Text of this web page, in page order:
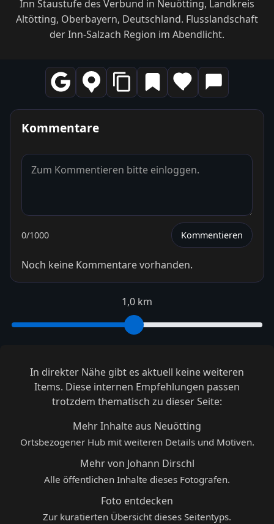
Inn Staustufe des Verbund in Neuötting, Landkreis
Altötting, Oberbayern, Deutschland. Flusslandschaft
der Inn-Salzach Region im Abendlicht.
Kommentare
0/1000 Kommentieren
Noch keine Kommentare vorhanden.
1,0 km
In direkter Nähe gibt es aktuell keine weiteren
Items. Diese internen Empfehlungen passen
trotzdem thematisch zu dieser Seite:
Mehr Inhalte aus Neuötting
Ortsbezogener Hub mit weiteren Details und Motiven.
Mehr von Johann Dirschl
Alle öffentlichen Inhalte dieses Fotografen.
Foto entdecken
Zur kuratierten Übersicht dieses Seitentyps.